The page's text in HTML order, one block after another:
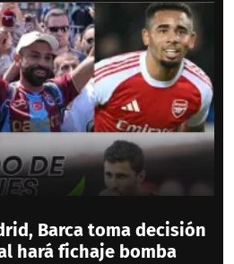
Barca toma decisión
hará fichaje bomba